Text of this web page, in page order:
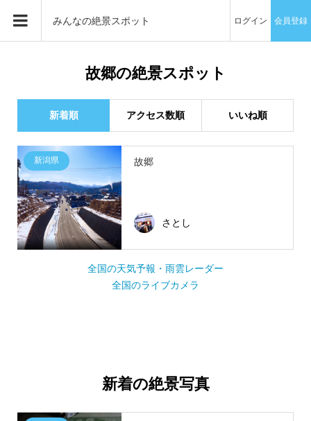
みんなの絶景スポット ログイン 会員登録
故郷の絶景スポット
新着順 アクセス数順 いいね順
新潟県 故郷
さとし
全国の天気予報・雨雲レーダー
全国のライブカメラ
新着の絶景写真